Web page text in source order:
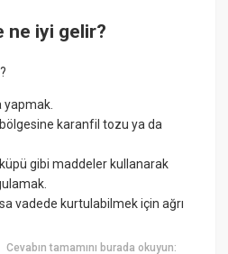
ne iyi gelir?
yapmak.
karanfil tozu ya da
gibi maddeler kullanarak
vadede kurtulabilmek için ağrı
Cevabın tamamını burada okuyun: